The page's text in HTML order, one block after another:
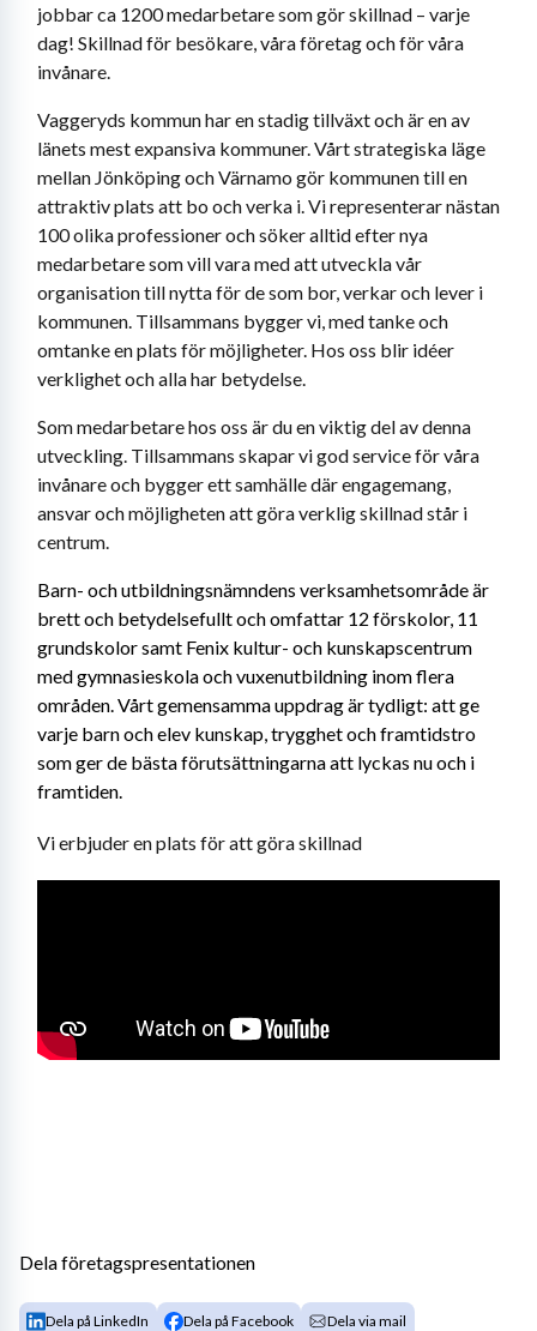
jobbar ca 1200 medarbetare som gör skillnad – varje
dag! Skillnad för besökare, våra företag och för våra
invånare.
Vaggeryds kommun har en stadig tillväxt och är en av
länets mest expansiva kommuner. Vårt strategiska läge
mellan Jönköping och Värnamo gör kommunen till en
attraktiv plats att bo och verka i. Vi representerar nästan
100 olika professioner och söker alltid efter nya
medarbetare som vill vara med att utveckla vår
organisation till nytta för de som bor, verkar och lever i
kommunen. Tillsammans bygger vi, med tanke och
omtanke en plats för möjligheter. Hos oss blir idéer
verklighet och alla har betydelse.
Som medarbetare hos oss är du en viktig del av denna
utveckling. Tillsammans skapar vi god service för våra
invånare och bygger ett samhälle där engagemang,
ansvar och möjligheten att göra verklig skillnad står i
centrum.
Barn- och utbildningsnämndens verksamhetsområde är
brett och betydelsefullt och omfattar 12 förskolor, 11
grundskolor samt Fenix kultur- och kunskapscentrum
med gymnasieskola och vuxenutbildning inom flera
områden. Vårt gemensamma uppdrag är tydligt: att ge
varje barn och elev kunskap, trygghet och framtidstro
som ger de bästa förutsättningarna att lyckas nu och i
framtiden.
Vi erbjuder en plats för att göra skillnad
Dela företagspresentationen
Dela på LinkedIn Dela på Facebook Dela via mail